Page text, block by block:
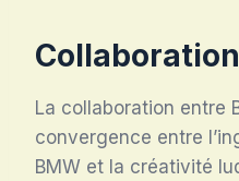
La collaboration entre
convergence entre
BMW et la créativité